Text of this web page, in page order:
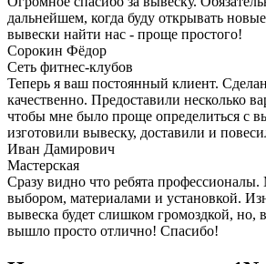
дальнейшем, когда буду открывать
вывески найти нас - проще простого!
Сорокин Фёдор
Сеть фитнес-клубов
Теперь я ваш постоянный клиент.
качественно. Предоставили несколько
чтобы мне было проще определиться с
изготовили вывеску, доставили и
Иван Дамирович
Мастерская
Сразу видно что ребята
выбором, материалами и установкой.
вывеска будет слишком громоздкой, но, в
вышло просто отлично! Спасибо!